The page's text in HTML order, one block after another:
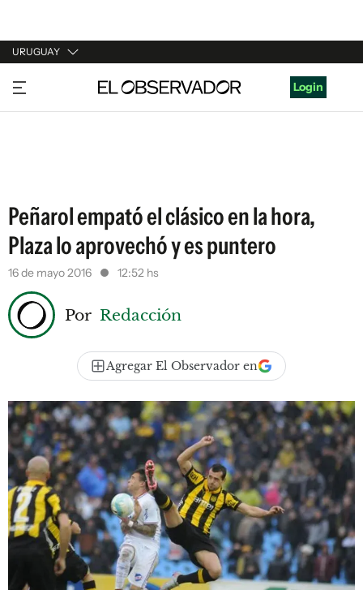
URUGUAY
URUGUAY
ARGENTINA
Login
Peñarol empató el clásico en la hora,
Plaza lo aprovechó y es puntero
16 de mayo 2016 12:52 hs
Por Redacción
Agregar El Observador en